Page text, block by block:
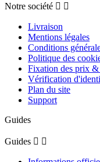
Notre société  
Livraison
Mentions légales
Conditions
Politique des
Fixation des prix
Vérification
Plan du site
Support
Guides
Guides  